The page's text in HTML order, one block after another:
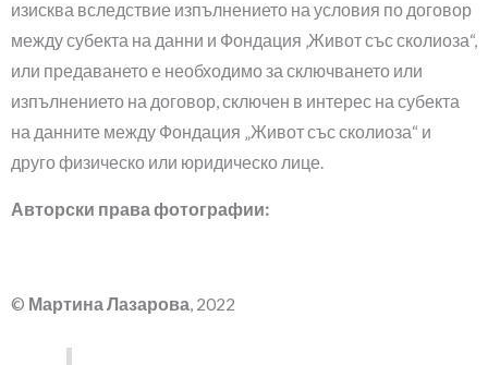
изисква вследствие изпълнението на условия по договор
между субекта на данни и Фондация ‚Живот със сколиоза“,
или предаването е необходимо за сключването или
изпълнението на договор, сключен в интерес на субекта
на данните между Фондация „Живот със сколиоза“ и
друго физическо или юридическо лице.
Авторски права фотографии:
© Мартина Лазарова, 2022